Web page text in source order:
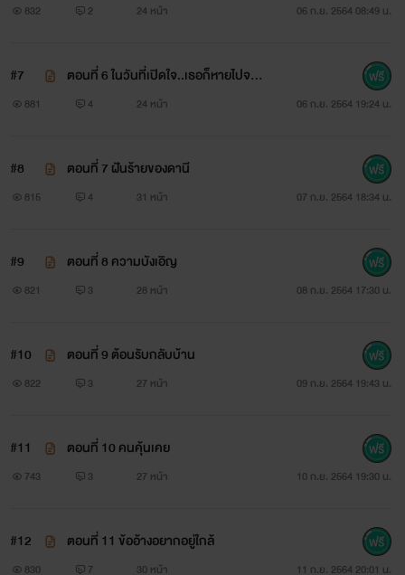
832 2 24 หน้า 06 ก.ย. 2564 08:49 น.
#7
ตอนที่ 6 ในวันที่เปิดใจ..เธอก็หายไปจา
กชีวิต
881 4 24 หน้า 06 ก.ย. 2564 19:24 น.
#8 ตอนที่ 7 ฝันร้ายของดานี
815 4 31 หน้า 07 ก.ย. 2564 18:34 น.
#9 ตอนที่ 8 ความบังเอิญ
821 3 28 หน้า 08 ก.ย. 2564 17:30 น.
#10 ตอนที่ 9 ต้อนรับกลับบ้าน
822 3 27 หน้า 09 ก.ย. 2564 19:43 น.
#11 ตอนที่ 10 คนคุ้นเคย
743 3 27 หน้า 10 ก.ย. 2564 19:30 น.
#12 ตอนที่ 11 ข้ออ้างอยากอยู่ใกล้
830 7 30 หน้า 11 ก.ย. 2564 20:01 น.